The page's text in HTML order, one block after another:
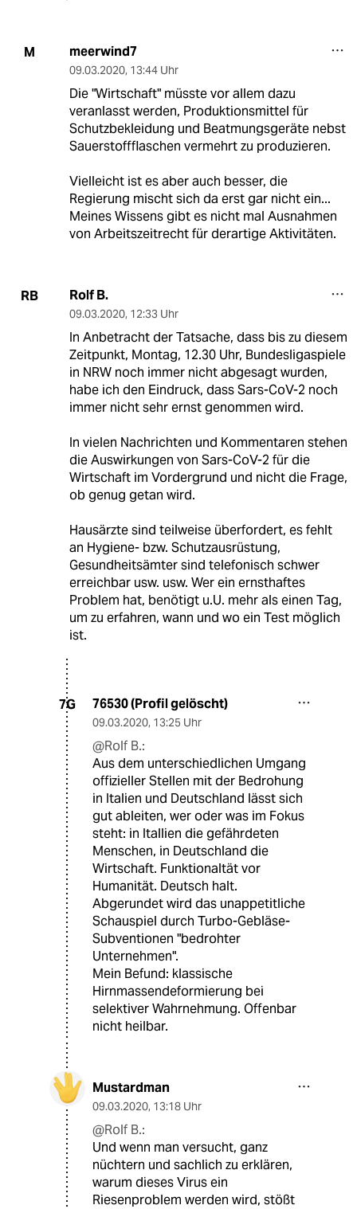
M meerwind7
09.03.2020, 13:44 Uhr
Die "Wirtschaft" müsste vor allem dazu
veranlasst werden, Produktionsmittel für
Schutzbekleidung und Beatmungsgeräte nebst
Sauerstoffflaschen vermehrt zu produzieren.
Vielleicht ist es aber auch besser, die
Regierung mischt sich da erst gar nicht ein...
Meines Wissens gibt es nicht mal Ausnahmen
von Arbeitszeitrecht für derartige Aktivitäten.
RB Rolf B.
09.03.2020, 12:33 Uhr
In Anbetracht der Tatsache, dass bis zu diesem
Zeitpunkt, Montag, 12.30 Uhr, Bundesligaspiele
in NRW noch immer nicht abgesagt wurden,
habe ich den Eindruck, dass Sars-CoV-2 noch
immer nicht sehr ernst genommen wird.
In vielen Nachrichten und Kommentaren stehen
die Auswirkungen von Sars-CoV-2 für die
Wirtschaft im Vordergrund und nicht die Frage,
ob genug getan wird.
Hausärzte sind teilweise überfordert, es fehlt
an Hygiene- bzw. Schutzausrüstung,
Gesundheitsämter sind telefonisch schwer
erreichbar usw. usw. Wer ein ernsthaftes
Problem hat, benötigt u.U. mehr als einen Tag,
um zu erfahren, wann und wo ein Test möglich
ist.
7G 76530 (Profil gelöscht)
09.03.2020, 13:25 Uhr
@Rolf B.:
Aus dem unterschiedlichen Umgang
offizieller Stellen mit der Bedrohung
in Italien und Deutschland lässt sich
gut ableiten, wer oder was im Fokus
steht: in Itallien die gefährdeten
Menschen, in Deutschland die
Wirtschaft. Funktionaltät vor
Humanität. Deutsch halt.
Abgerundet wird das unappetitliche
Schauspiel durch Turbo-Gebläse-
Subventionen "bedrohter
Unternehmen".
Mein Befund: klassische
Hirnmassendeformierung bei
selektiver Wahrnehmung. Offenbar
nicht heilbar.
Mustardman
09.03.2020, 13:18 Uhr
@Rolf B.:
Und wenn man versucht, ganz
nüchtern und sachlich zu erklären,
warum dieses Virus ein
Riesenproblem werden wird, stößt